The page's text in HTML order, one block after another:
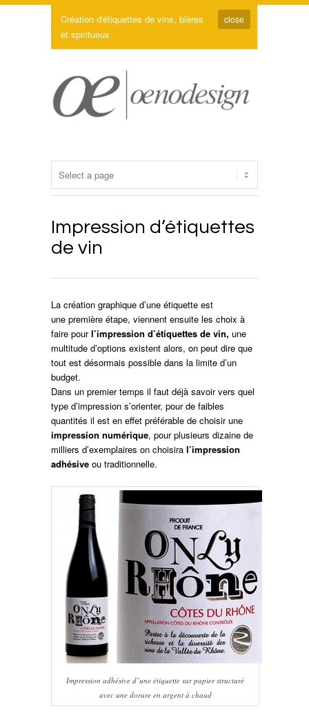
Création d'étiquettes de vins, bières
et spiritueux
close
Impression d’étiquettes
de vin
La création graphique d’une étiquette est
une première étape, viennent ensuite les choix à
faire pourl’impression d’étiquettes de vin, une
multitude d’options existent alors, on peut dire que
tout est désormais possible dans la limite d’un
budget.
Dans un premier temps il faut déjà savoir vers quel
type d’impression s’orienter, pour de faibles
quantités il est en effet préférable de choisir une
impression numérique, pour plusieurs dizaine de
milliers d’exemplaires on choisira l’impression
adhésive ou traditionnelle.
Impression adhésive d’une étiquette sur papier structuré
avec une dorure en argent à chaud